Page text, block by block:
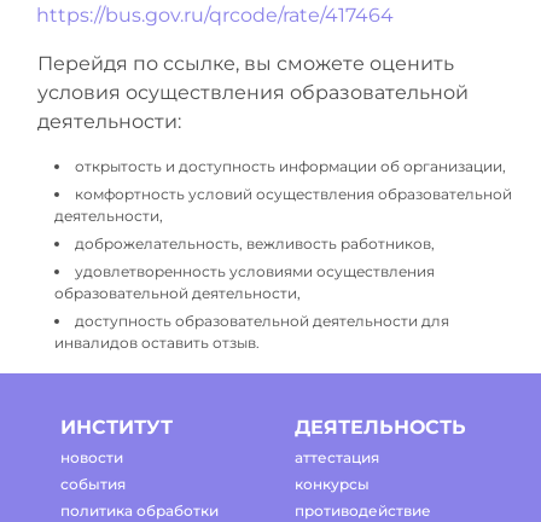
https://bus.gov.ru/qrcode/rate/417464
Перейдя по ссылке, вы сможете оценить
условия осуществления образовательной
деятельности:
открытость и доступность информации об организации,
комфортность условий осуществления образовательной
деятельности,
доброжелательность, вежливость работников,
удовлетворенность условиями осуществления
образовательной деятельности,
доступность образовательной деятельности для
инвалидов оставить отзыв.
ИНСТИТУТ
новости
события
политика обработки
ДЕЯТЕЛЬНОСТЬ
аттестация
конкурсы
противодействие